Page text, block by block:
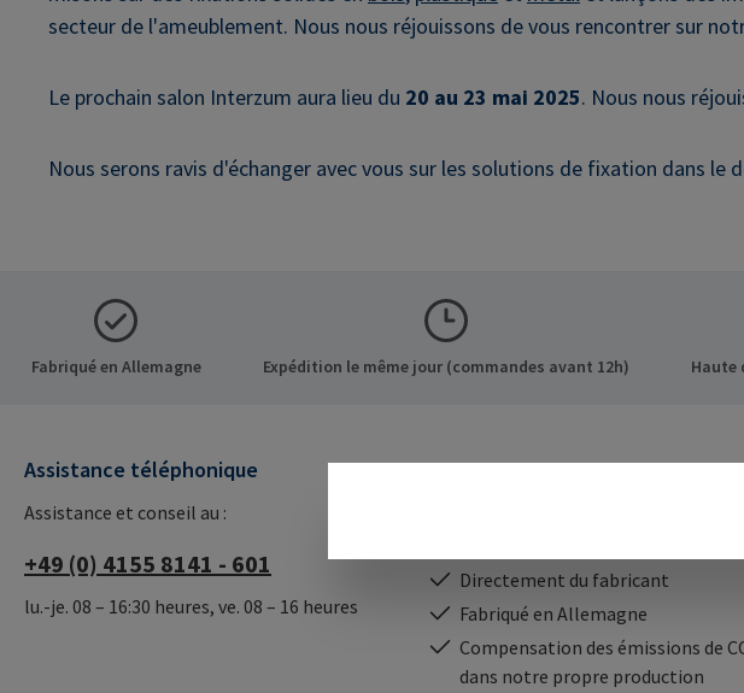
secteur de l'ameublement. Nous nous réjouissons de vous rencontrer sur
Le prochain salon Interzum aura lieu du 20 au 23 mai 2025. Nous nous
Nous serons ravis d'échanger avec vous sur les solutions de fixation dans
Fabriqué en Allemagne Expédition le même jour (commandes avant 12h) Haute
Assistance téléphonique
Assistance et conseil au :
+49 (0) 4155 8141 - 601
lu.-je. 08 – 16:30 heures, ve. 08 – 16 heures
Nos avantages
Directement du fabricant
Fabriqué en Allemagne
Compensation des émissions de
dans notre propre production